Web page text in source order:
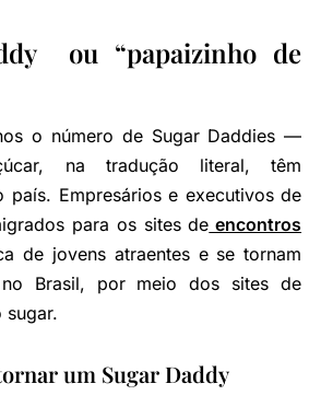
ou “papaizinho de
o número de Sugar Daddies —
na tradução literal, têm
país. Empresários e executivos de
para os sites de encontros
de jovens atraentes e se tornam
Brasil, por meio dos sites de
sugar.
um Sugar Daddy